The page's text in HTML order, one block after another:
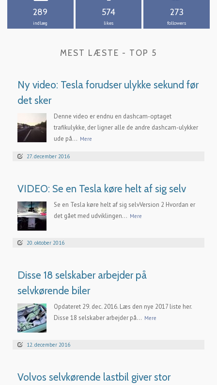
289
indlæg
574
likes
273
followers
MEST LÆSTE - TOP 5
Ny video: Tesla forudser ulykke sekund før
det sker
Denne video er endnu en dashcam-optaget
trafikulykke, der ligner alle de andre dashcam-ulykker
ude på... Mere
27. december 2016
VIDEO: Se en Tesla køre helt af sig selv
Se en Tesla køre helt af sig selvVersion 2 Hvordan er
det gået med udviklingen... Mere
20. oktober 2016
Disse 18 selskaber arbejder på
selvkørende biler
Opdateret 29. dec. 2016. Læs den nye 2017 liste her.
Disse 18 selskaber arbejder på... Mere
12. december 2016
Volvos selvkørende lastbil giver stor